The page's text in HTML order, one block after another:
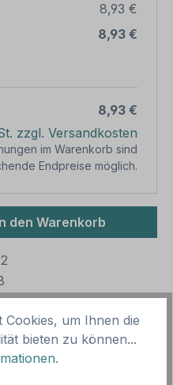
8,93 €
8,93 €
8,93 €
zzgl. Versandkosten
im Warenkorb sind
Endpreise möglich.
den
den Warenkorb
Maaskantje als
Cookies, um Ihnen die
bieten zu können...
.